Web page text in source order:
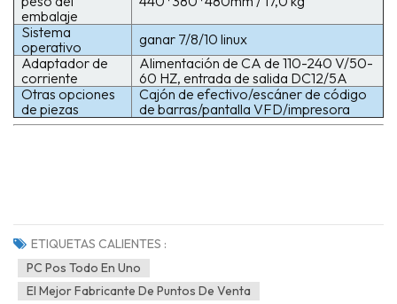
embalaje
Sistema
operativo
ganar 7/8/10 linux
Adaptador de
corriente
Alimentación de CA de 110-240 V/50-
60 HZ, entrada de salida DC12/5A
Otras opciones
de piezas
Cajón de efectivo/escáner de código
de barras/pantalla VFD/impresora
ETIQUETAS CALIENTES :
PC Pos Todo En Uno
El Mejor Fabricante De Puntos De Venta